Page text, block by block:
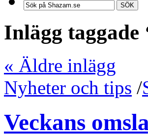
SÖK
Inlägg taggade
« Äldre inlägg
Nyheter och tips /
Veckans